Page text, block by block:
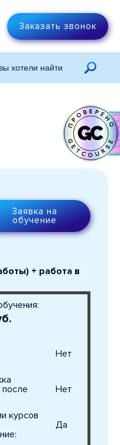
Заказать звонок
Заявка на
обучение
+ работа в
Нет
Нет
курсов
Да